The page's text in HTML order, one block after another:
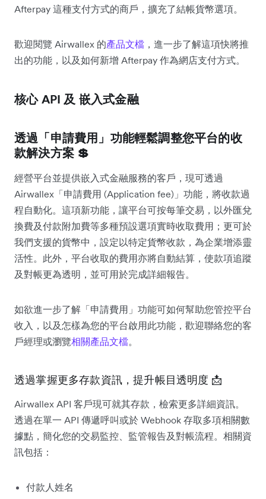
Afterpay 這種支付方式的商戶，擴充了結帳貨幣選項。
歡迎閱覽 Airwallex 的產品文檔 ，進一步了解這項快將推
出的功能，以及如何新增 Afterpay 作為網店支付方式。
核心 API 及 嵌入式金融
透過「申請費用」功能輕鬆調整您平台的收
款解決方案 💲
經營平台並提供嵌入式金融服務的客戶，現可透過
Airwallex「申請費用 (Application fee)」功能，將收款過
程自動化。這項新功能，讓平台可按每筆交易，以外匯兌
換費及付款附加費等多種預設選項實時收取費用；更可於
我們支援的貨幣中，設定以特定貨幣收款，為企業增添靈
活性。此外，平台收取的費用亦將自動結算，使款項追蹤
及對帳更為透明，並可用於完成詳細報告。
如欲進一步了解「申請費用」功能可如何幫助您管控平台
收入，以及怎樣為您的平台啟用此功能，歡迎聯絡您的客
戶經理或瀏覽相關產品文檔。
透過掌握更多存款資訊，提升帳目透明度 📩
Airwallex API 客戶現可就其存款，檢索更多詳細資訊。
透過在單一 API 傳遞呼叫或於 Webhook 存取多項相關數
據點，簡化您的交易監控、監管報告及對帳流程。相關資
訊包括：
付款人姓名